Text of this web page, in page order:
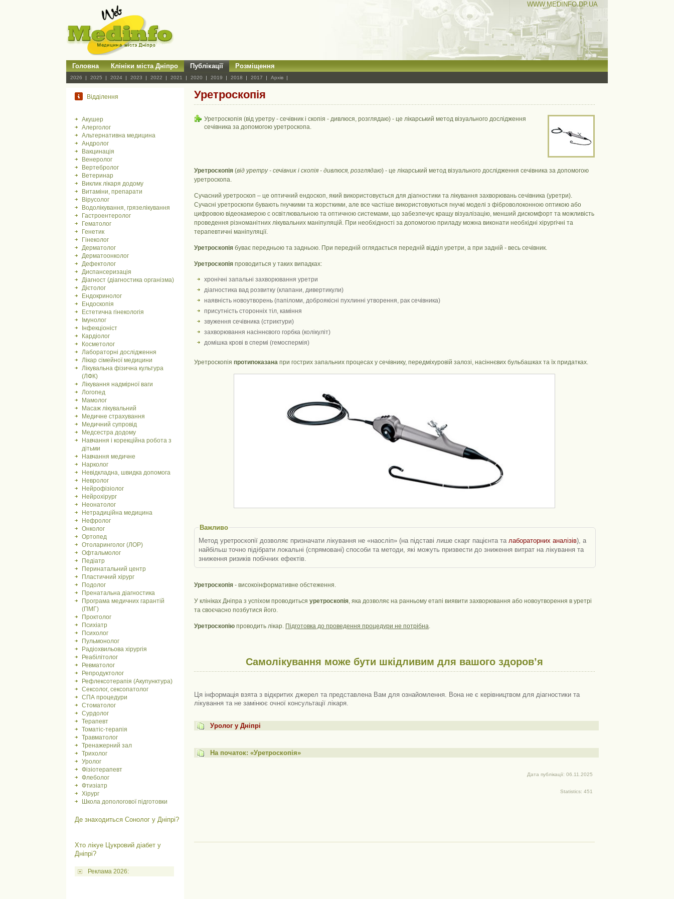
WWW.MEDINFO.DP.UA
Головна Клініки міста Дніпро Публікації Розміщення
2026 2025 2024 2023 2022 2021 2020 2019 2018 2017 Архів
Відділення
Акушер
Алерголог
Альтернативна медицина
Андролог
Вакцинація
Венеролог
Вертебролог
Ветеринар
Виклик лікаря додому
Витаміни, препарати
Вірусолог
Водолікування, грязелікування
Гастроентеролог
Гематолог
Генетик
Гінеколог
Дерматолог
Дерматоонколог
Дефектолог
Диспансеризація
Діагност (діагностика організма)
Дієтолог
Ендокринолог
Ендоскопія
Естетична гінекологія
Імунолог
Інфекціоніст
Кардіолог
Косметолог
Лабораторні дослідження
Лікар сімейної медицини
Лікувальна фізична культура
(ЛФК)
Лікування надмірної ваги
Логопед
Мамолог
Масаж лікувальний
Медичне страхування
Медичний супровід
Медсестра додому
Навчання і корекційна робота з
дітьми
Навчання медичне
Нарколог
Невідкладна, швидка допомога
Невролог
Нейрофізіолог
Нейрохірург
Неонатолог
Нетрадиційна медицина
Нефролог
Онколог
Ортопед
Отоларинголог (ЛОР)
Офтальмолог
Педіатр
Перинатальний центр
Пластичний хірург
Подолог
Пренатальна діагностика
Програма медичних гарантій
(ПМГ)
Проктолог
Психіатр
Психолог
Пульмонолог
Радіохвильова хірургія
Реабілітолог
Ревматолог
Репродуктолог
Рефлексотерапія (Акупунктура)
Сексолог, сексопатолог
СПА процедури
Стоматолог
Сурдолог
Терапевт
Томатіс-терапія
Травматолог
Тренажерний зал
Трихолог
Уролог
Фізіотерапевт
Флеболог
Фтизіатр
Хірург
Школа допологової підготовки
Де знаходиться Сонолог у Дніпрі?
Хто лікуе Цукровий діабет у
Дніпрі?
Реклама 2026:
Уретроскопія
Уретроскопія (від уретру - сечівник і скопія - дивлюся, розглядаю) - це лікарський метод візуального дослідження
сечівника за допомогою уретроскопа.
Уретроскопія (від уретру - сечівник і скопія - дивлюся, розглядаю) - це лікарський метод візуального дослідження сечівника за допомогою
уретроскопа.
Сучасний уретроскоп – це оптичний ендоскоп, який використовується для діагностики та лікування захворювань сечівника (уретри).
Сучасні уретроскопи бувають гнучкими та жорсткими, але все частіше використовуються гнучкі моделі з фіброволоконною оптикою або
цифровою відеокамерою с освітлювальною та оптичною системами, що забезпечує кращу візуалізацію, менший дискомфорт та можливість
проведення різноманітних лікувальних маніпуляцій. При необхідності за допомогою приладу можна виконати необхідні хірургічні та
терапевтичні маніпуляції.
Уретроскопія буває передньою та задньою. При передній оглядається передній відділ уретри, а при задній - весь сечівник.
Уретроскопія проводиться у таких випадках:
хронічні запальні захворювання уретри
діагностика вад розвитку (клапани, дивертикули)
наявність новоутворень (папіломи, доброякісні пухлинні утворення, рак сечівника)
присутність сторонніх тіл, каміння
звуження сечівника (стриктури)
захворювання насіннєвого горбка (колікуліт)
домішка крові в спермі (гемоспермія)
Уретроскопія протипоказана при гострих запальних процесах у сечівнику, передміхуровій залозі, насіннєвих бульбашках та їх придатках.
Важливо
Метод уретроскопії дозволяє призначати лікування не «наосліп» (на підставі лише скарг пацієнта та лабораторних аналізів), а
найбільш точно підібрати локальні (спрямовані) способи та методи, які можуть призвести до зниження витрат на лікування та
зниження ризиків побічних ефектів.
Уретроскопія - високоінформативне обстеження.
У клініках Дніпра з успіхом проводиться уретроскопія, яка дозволяє на ранньому етапі виявити захворювання або новоутворення в уретрі
та своєчасно позбутися його.
Уретроскопію проводить лікар. Підготовка до проведення процедури не потрібна.
Самолікування може бути шкідливим для вашого здоров’я
Ця інформація взята з відкритих джерел та представлена ​​Вам для ознайомлення. Вона не є керівництвом для діагностики та
лікування та не замінює очної консультації лікаря.
Уролог у Дніпрі
На початок: «Уретроскопія»
Дата публікації: 06.11.2025
Statistics: 451